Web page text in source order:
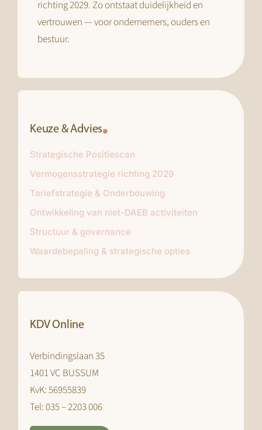
richting 2029. Zo ontstaat duidelijkheid en
vertrouwen — voor ondernemers, ouders en
bestuur.
Keuze & Advies
Strategische Positiescan
Vermogensstrategie richting 2029
Tariefstrategie & Onderbouwing
Ontwikkeling van niet-DAEB activiteiten
Structuur & governance
Waardebepaling & strategische opties
KDV Online
Verbindingslaan 35
1401 VC BUSSUM
KvK: 56955839
Tel: 035 – 2203 006